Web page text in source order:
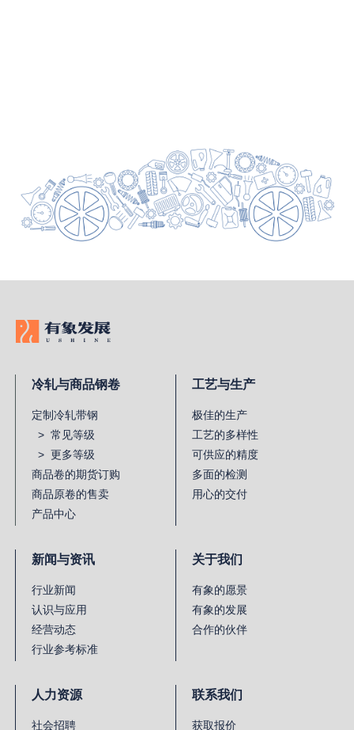
冷轧与商品钢卷
定制冷轧带钢
> 常见等级
> 更多等级
商品卷的期货订购
商品原卷的售卖
产品中心
工艺与生产
极佳的生产
工艺的多样性
可供应的精度
多面的检测
用心的交付
新闻与资讯
行业新闻
认识与应用
经营动态
行业参考标准
关于我们
有象的愿景
有象的发展
合作的伙伴
人力资源
社会招聘
联系我们
获取报价